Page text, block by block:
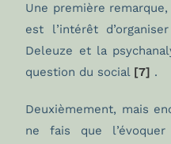
Une première
est l’intérêt
Deleuze et la
question du social [7] .
Deuxièmement, mais
ne fais que